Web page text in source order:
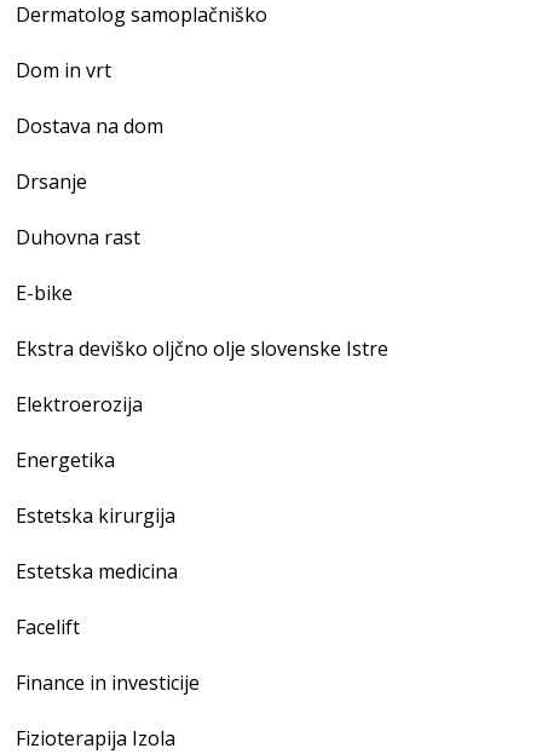
Dermatolog samoplačniško
Dom in vrt
Dostava na dom
Drsanje
Duhovna rast
E-bike
Ekstra deviško oljčno olje slovenske Istre
Elektroerozija
Energetika
Estetska kirurgija
Estetska medicina
Facelift
Finance in investicije
Fizioterapija Izola